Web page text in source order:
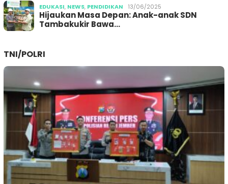
EDUKASI, NEWS, PENDIDIKAN 13/06/2025
Hijaukan Masa Depan: Anak-anak SDN
Tambakukir Bawa…
TNI/POLRI